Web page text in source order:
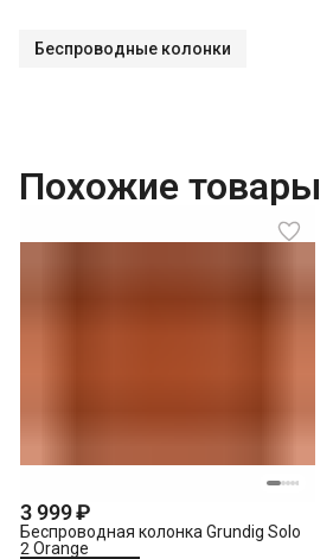
Беспроводные колонки
Похожие товары
3 999 ₽
Беспроводная колонка Grundig Solo
2 Orange